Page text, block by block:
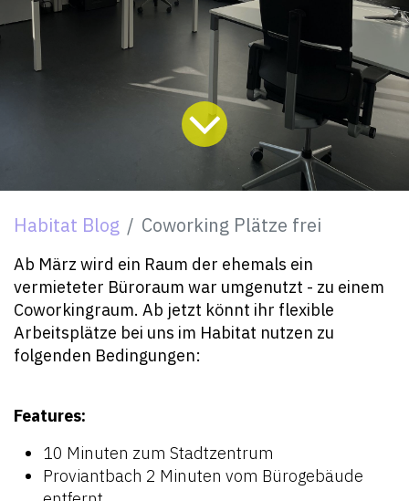
Habitat Blog Coworking Plätze frei
Ab März wird ein Raum der ehemals ein
vermieteter Büroraum war umgenutzt - zu einem
Coworkingraum. Ab jetzt könnt ihr flexible
Arbeitsplätze bei uns im Habitat nutzen zu
folgenden Bedingungen:
Features:
10 Minuten zum Stadtzentrum
Proviantbach 2 Minuten vom Bürogebäude